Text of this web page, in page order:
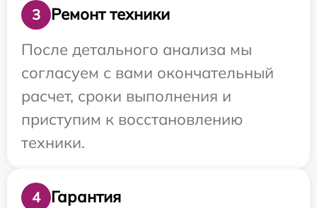
3
Ремонт техники
После детального анализа мы
согласуем с вами окончательный
расчет, сроки выполнения и
приступим к восстановлению
техники.
4
Гарантия